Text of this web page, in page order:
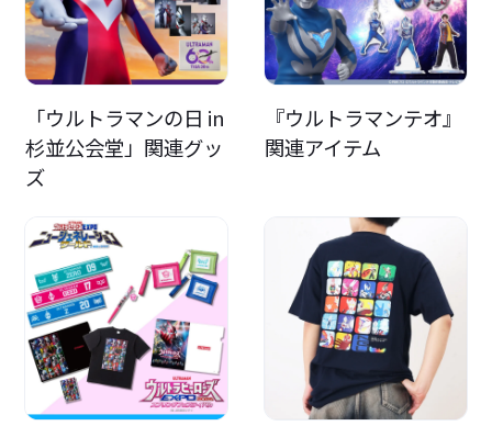
「ウルトラマンの日 in
杉並公会堂」関連グッ
ズ
『ウルトラマンテオ』
関連アイテム